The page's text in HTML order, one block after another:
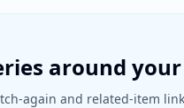
around
again and related-item